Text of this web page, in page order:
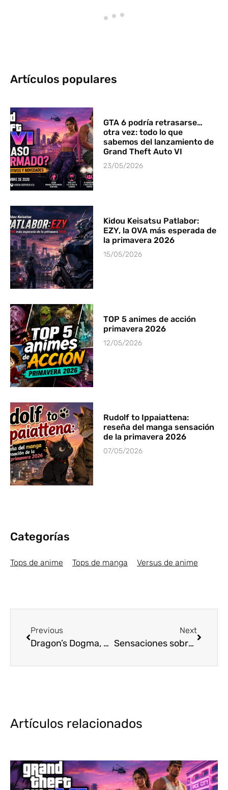
Artículos populares
GTA 6 podría retrasarse…
otra vez: todo lo que
sabemos del lanzamiento de
Grand Theft Auto VI
23/05/2026
Kidou Keisatsu Patlabor:
EZY, la OVA más esperada de
la primavera 2026
15/05/2026
TOP 5 animes de acción
primavera 2026
12/05/2026
Rudolf to Ippaiattena:
reseña del manga sensación
de la primavera 2026
07/05/2026
Categorías
Tops de anime Tops de manga Versus de anime
Previous
Dragon’s Dogma, el nuevo anime de Netflix
Next
Sensaciones sobre The God of High School
Artículos relacionados